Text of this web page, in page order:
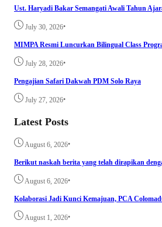
Ust. Haryadi Bakar Semangati Awali Tahun
July 30, 2026•
MIMPA Resmi Luncurkan Bilingual Class
July 28, 2026•
Pengajian Safari Dakwah PDM Solo Raya
July 27, 2026•
Latest Posts
August 6, 2026•
Berikut naskah berita yang telah dirapikan
August 6, 2026•
Kolaborasi Jadi Kunci Kemajuan, PCA
August 1, 2026•